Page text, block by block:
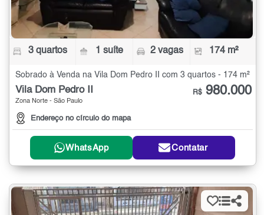
3 quartos 1 suíte 2 vagas 174 m²
Sobrado à Venda na Vila Dom Pedro II com 3 quartos - 174 m²
Vila Dom Pedro II
Zona Norte - São Paulo
Endereço no círculo do mapa
R$ 980.000
WhatsApp Contatar